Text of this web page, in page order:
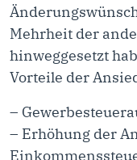
Mehrheit der
hinweggesetzt
Vorteile der
–
– Erhöhung der